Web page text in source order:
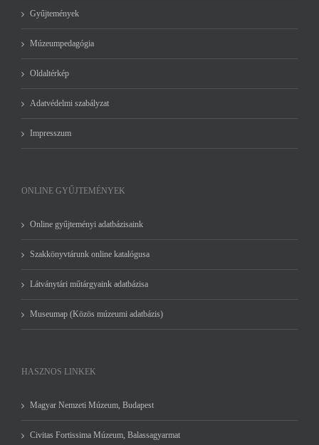
Gyűjtemények
Múzeumpedagógia
Oldaltérkép
Adatvédelmi szabályzat
Impresszum
ONLINE GYŰJTEMÉNYEK
Online gyűjteményi adatbázisaink
Szakkönyvtárunk online katalógusa
Látványtári műtárgyaink adatbázisa
Museumap (Közös múzeumi adatbázis)
HASZNOS LINKEK
Magyar Nemzeti Múzeum, Budapest
Civitas Fortissima Múzeum, Balassagyarmat